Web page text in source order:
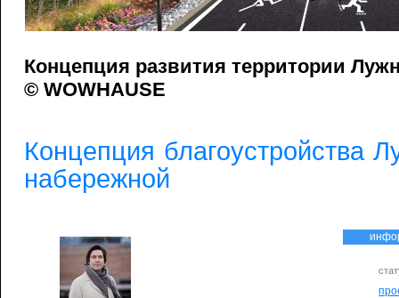
Концепция развития территории
© WOWHAUSE
Концепция благоустройства
набережной